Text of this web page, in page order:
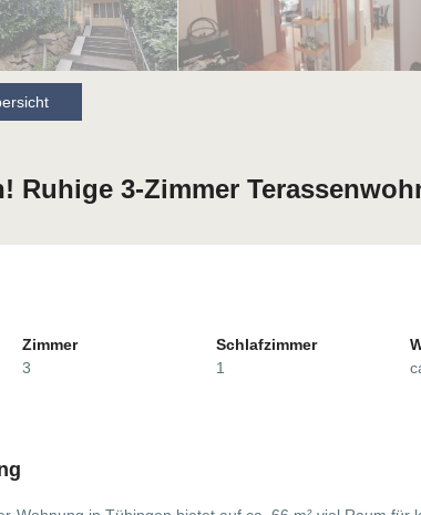
Ruhige 3-Zimmer
Zimmer
3
Schlafzimmer
1